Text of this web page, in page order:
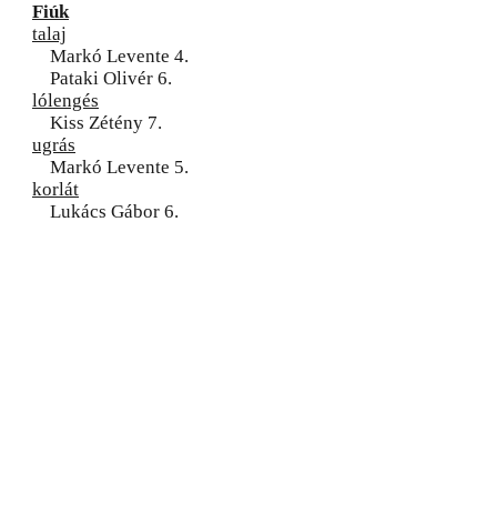
Fiúk
talaj
Markó Levente 4.
Pataki Olivér 6.
lólengés
Kiss Zétény 7.
ugrás
Markó Levente 5.
korlát
Lukács Gábor 6.